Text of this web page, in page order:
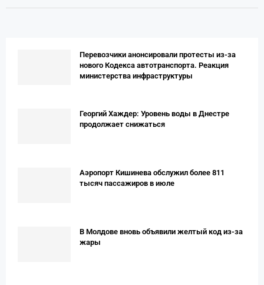
Перевозчики анонсировали протесты из-за
нового Кодекса автотранспорта. Реакция
министерства инфраструктуры
Георгий Хаждер: Уровень воды в Днестре
продолжает снижаться
Аэропорт Кишинева обслужил более 811
тысяч пассажиров в июле
В Молдове вновь объявили желтый код из-за
жары